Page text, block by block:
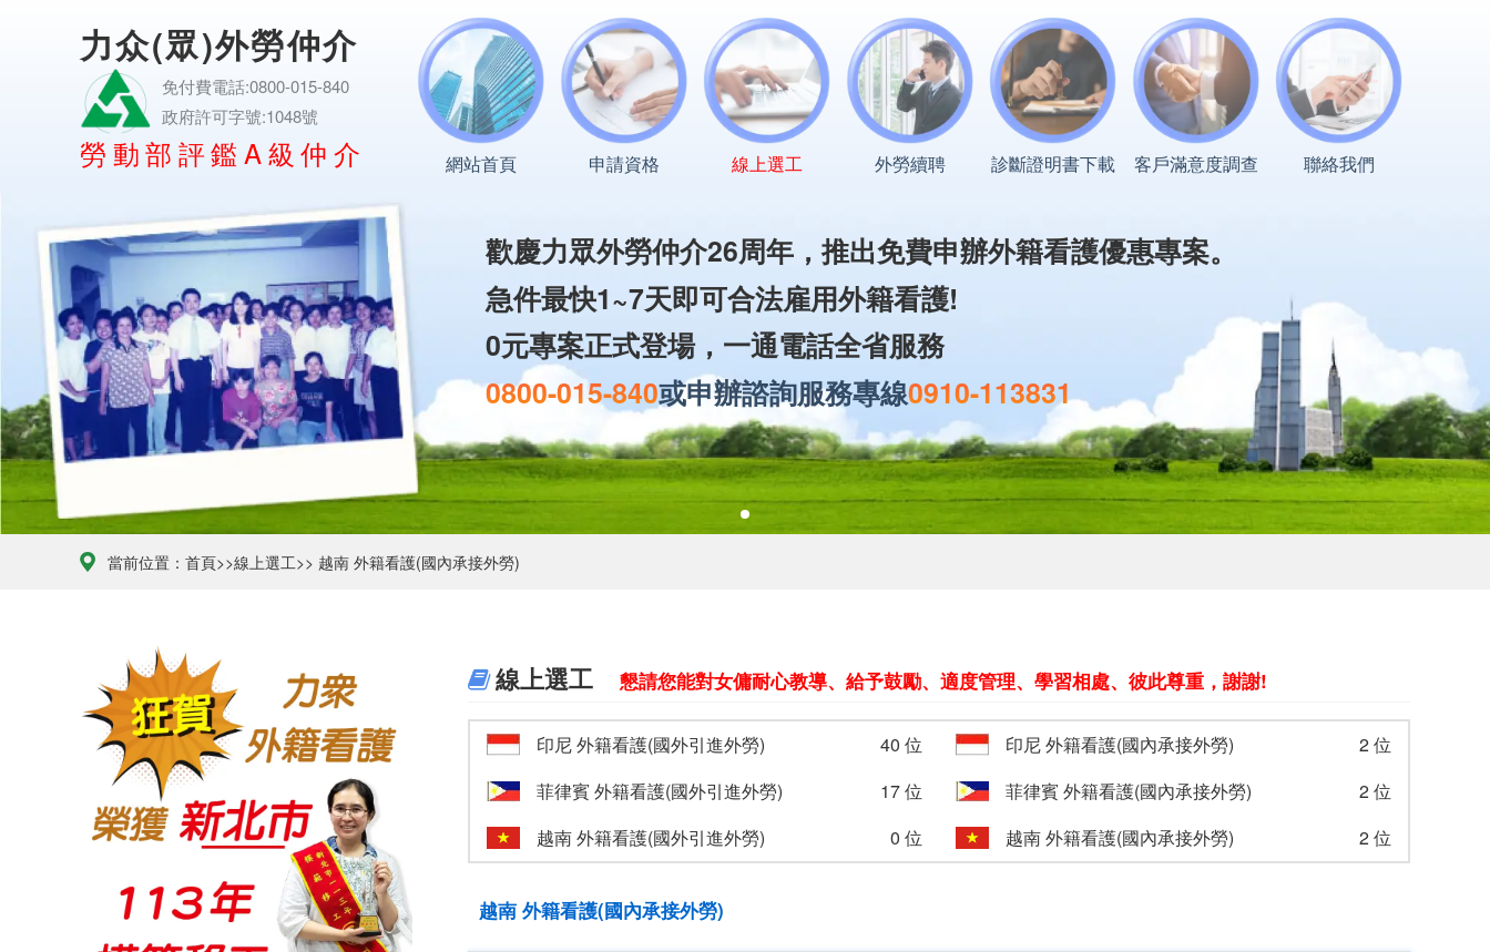
力众(眾)外勞仲介
免付費電話:0800-015-840
政府許可字號:1048號
勞動部評鑑A級仲介 網站首頁 申請資格 線上選工 外勞續聘 診斷證明書下載 客戶滿意度調查 聯絡我們
歡慶力眾外勞仲介26周年， 推出免費申辦外籍看護優惠專案。
急件最快1~7天即可合法雇用外籍看護!
0元專案正式登場，一通電話全省服務
0800-015-840或申辦諮詢服務專線0910-113831
當前位置： 首頁>>線上選工>> 越南 外籍看護(國內承接外勞)
2026-04-07
2026年最夯外藉看護申請流程、合法聘僱條件與巴氏量表評估完整解析
2024-05-22
榮獲113年度新北市模範移工
2023-05-24
賀力众得到高分98分(112年度政府評鑑服務品質成績高達98分/A級)
線上選工 懇請您能對女傭耐心教導、給予鼓勵、適度管理、學習相處、彼此尊重，謝謝!
印尼 外籍看護(國外引進外勞) 40 位 印尼 外籍看護(國內承接外勞)
2 位
菲律賓 外籍看護(國外引進外勞)
17 位 菲律賓 外籍看護(國內承接外勞)
2 位
越南 外籍看護(國外引進外勞)
0 位 越南 外籍看護(國內承接外勞) 2 位
越南 外籍看護(國內承接外勞)